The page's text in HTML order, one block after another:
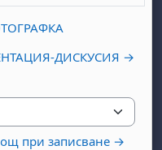
ДИСКУСИЯ →
при записване →